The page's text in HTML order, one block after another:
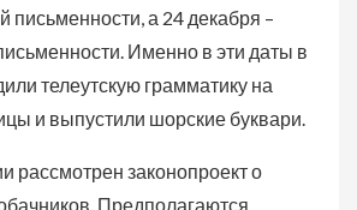
письменности, а 24 декабря –
Именно в эти даты в
телеутскую грамматику на
и выпустили шорские буквари.
рассмотрен законопроект о
Предполагаются